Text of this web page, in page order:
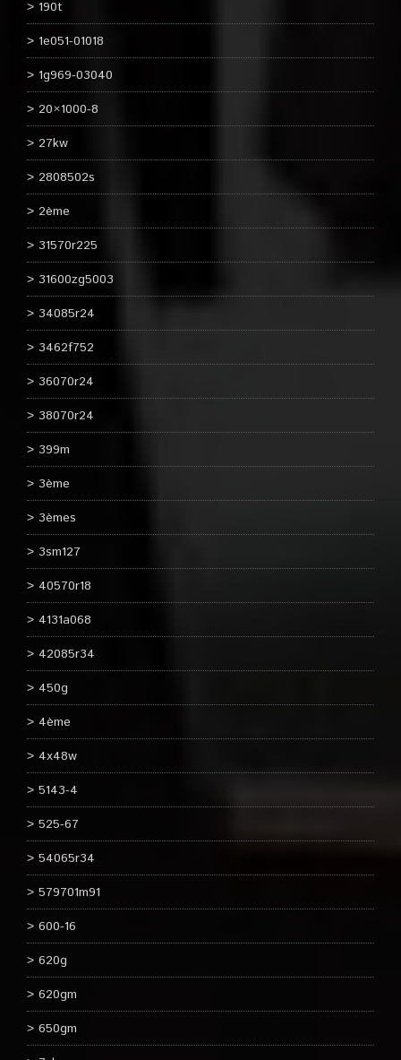
190t
1e051-01018
1g969-03040
20×1000-8
27kw
2808502s
2ème
31570r225
31600zg5003
34085r24
3462f752
36070r24
38070r24
399m
3ème
3èmes
3sm127
40570r18
4131a068
42085r34
450g
4ème
4x48w
5143-4
525-67
54065r34
579701m91
600-16
620g
620gm
650gm